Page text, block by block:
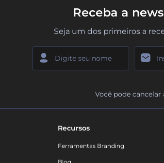
Receba a
Seja um dos primeiros a
Você pode
Recursos
Ferramentas Branding